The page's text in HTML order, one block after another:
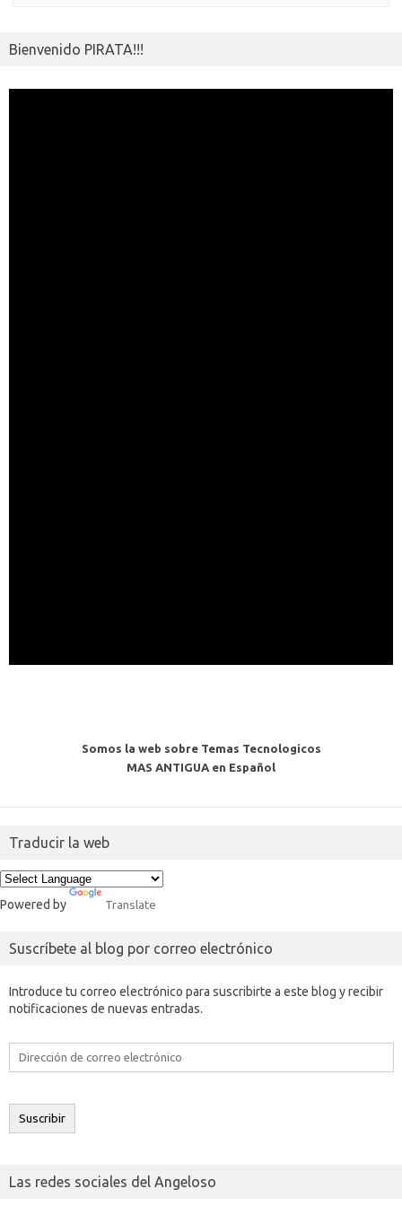
Bienvenido PIRATA!!!
Somos la web sobre Temas Tecnologicos
MAS ANTIGUA en Español
Traducir la web
Powered by Translate
Suscríbete al blog por correo electrónico
Introduce tu correo electrónico para suscribirte a este blog y recibir
notificaciones de nuevas entradas.
Dirección
electrónico
Suscribir
Las redes sociales del Angeloso